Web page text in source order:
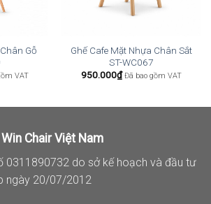
Gỗ
VAT
Ghế Cafe Mặt Nhựa Chân Sắt
ST-WC067
950.000₫ Đã bao gồm VAT
Chair Việt Nam
0311890732 do sở kế hoạch và đầu tư
ngày 20/07/2012